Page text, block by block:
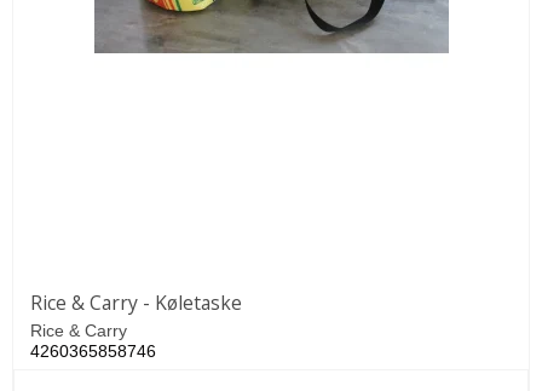
Rice & Carry - Køletaske
Rice & Carry
4260365858746